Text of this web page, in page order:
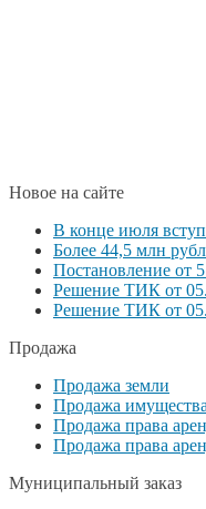
Новое на сайте
В конце июля
Более 44,5 млн
Постановление от
Решение ТИК от
Решение ТИК от
Продажа
Продажа земли
Продажа имущества
Продажа права
Продажа права
Муниципальный заказ